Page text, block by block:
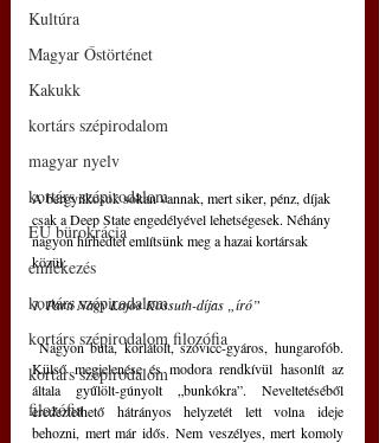
Kultúra
Magyar Őstörténet
Kakukk
kortárs szépirodalom
magyar nyelv
kortárs szépirodalom
EU bürokrácia
emlékezés
kortárs szépirodalom
kortárs szépirodalom filozófia
kortárs szépirodalom
filozófia
A bérgyilkosok sokan vannak, mert siker, pénz, díjak
csak a Deep State engedélyével lehetségesek. Néhány
nagyon hírhedtet említsünk meg a hazai kortársak
közül:
1. Parti Nagy Lajos Kossuth-díjas „író”
Nagyon buta, korlátolt, szóvicc-gyáros, hungarofób.
Külső megjelenése és modora rendkívül hasonlít az
általa gyűlölt-gúnyolt „bunkókra”. Neveltetéséből
eredeztethető hátrányos helyzetét lett volna ideje
behozni, mert már idős. Nem veszélyes, mert komoly